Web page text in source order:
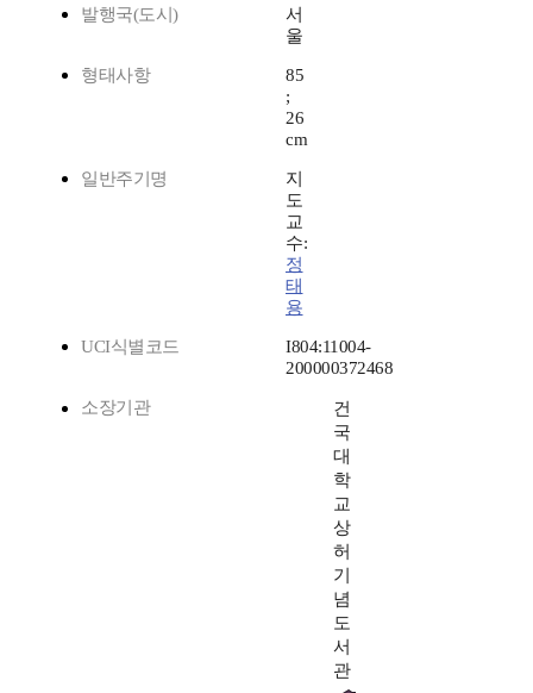
발행국(도시)
서
울
형태사항
85
;
26
cm
일반주기명
지
도
교
수:
정
태
용
UCI식별코드
I804:11004-
200000372468
소장기관
건
국
대
학
교
상
허
기
념
도
서
관